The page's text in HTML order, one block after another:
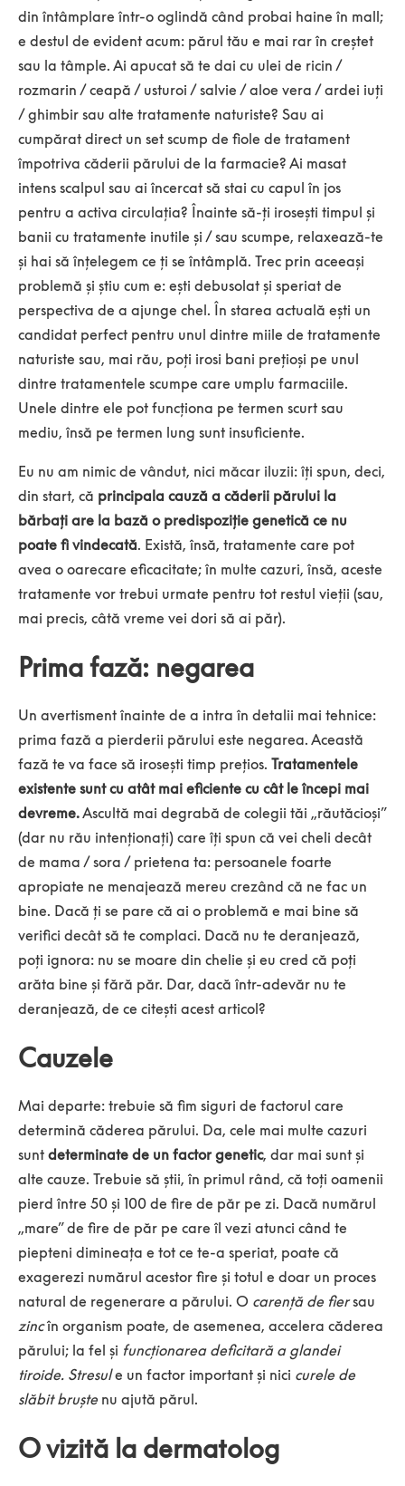
din întâmplare într-o oglindă când probai haine în mall;
e destul de evident acum: părul tău e mai rar în creștet
sau la tâmple. Ai apucat să te dai cu ulei de ricin /
rozmarin / ceapă / usturoi / salvie / aloe vera / ardei iuți
/ ghimbir sau alte tratamente naturiste? Sau ai
cumpărat direct un set scump de fiole de tratament
împotriva căderii părului de la farmacie? Ai masat
intens scalpul sau ai încercat să stai cu capul în jos
pentru a activa circulația? Înainte să-ți irosești timpul și
banii cu tratamente inutile și / sau scumpe, relaxează-te
și hai să înțelegem ce ți se întâmplă. Trec prin aceeași
problemă și știu cum e: ești debusolat și speriat de
perspectiva de a ajunge chel. În starea actuală ești un
candidat perfect pentru unul dintre miile de tratamente
naturiste sau, mai rău, poți irosi bani prețioși pe unul
dintre tratamentele scumpe care umplu farmaciile.
Unele dintre ele pot funcționa pe termen scurt sau
mediu, însă pe termen lung sunt insuficiente.
Eu nu am nimic de vândut, nici măcar iluzii: îți spun, deci,
din start, că principala cauză a căderii părului la
bărbați are la bază o predispoziție genetică ce nu
poate fi vindecată. Există, însă, tratamente care pot
avea o oarecare eficacitate; în multe cazuri, însă, aceste
tratamente vor trebui urmate pentru tot restul vieții (sau,
mai precis, câtă vreme vei dori să ai păr).
Prima fază: negarea
Un avertisment înainte de a intra în detalii mai tehnice:
prima fază a pierderii părului este negarea. Această
fază te va face să irosești timp prețios. Tratamentele
existente sunt cu atât mai eficiente cu cât le începi mai
devreme.Ascultă mai degrabă de colegii tăi „răutăcioși”
(dar nu rău intenționați) care îți spun că vei cheli decât
de mama / sora / prietena ta: persoanele foarte
apropiate ne menajează mereu crezând că ne fac un
bine. Dacă ți se pare că ai o problemă e mai bine să
verifici decât să te complaci. Dacă nu te deranjează,
poți ignora: nu se moare din chelie și eu cred că poți
arăta bine și fără păr. Dar, dacă într-adevăr nu te
deranjează, de ce citești acest articol?
Cauzele
Mai departe: trebuie să fim siguri de factorul care
determină căderea părului. Da, cele mai multe cazuri
sunt determinate de un factor genetic, dar mai sunt și
alte cauze. Trebuie să știi, în primul rând, că toți oamenii
pierd între 50 și 100 de fire de păr pe zi. Dacă numărul
„mare” de fire de păr pe care îl vezi atunci când te
piepteni dimineața e tot ce te-a speriat, poate că
exagerezi numărul acestor fire și totul e doar un proces
natural de regenerare a părului. O carență de fiersau
zincîn organism poate, de asemenea, accelera căderea
părului; la fel și funcționarea deficitară a glandei
tiroide. Stresule un factor important și nici curele de
slăbit bruște nu ajută părul.
O vizită la dermatolog